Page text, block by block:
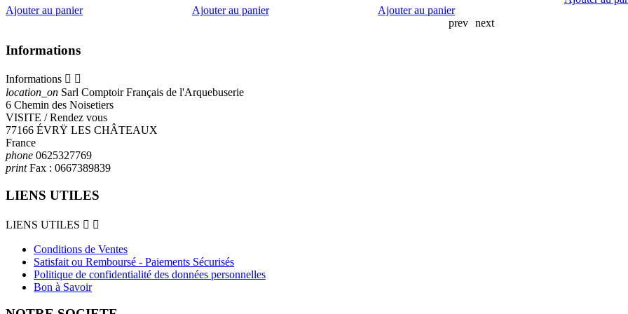
Ajouter au panier Ajouter au panier Ajouter au panier
prev
next
Informations
Informations  
location_on Sarl Comptoir Français de l'Arquebuserie
6 Chemin des Noisetiers
VISITE / Rendez vous
77166 ÉVRŸ LES CHÂTEAUX
France
phone 0625327769
printFax : 0667389839
LIENS UTILES
LIENS UTILES  
Conditions de Ventes
Satisfait ou Remboursé - Paiements Sécurisés
Politique de confidentialité des données personnelles
Bon à Savoir